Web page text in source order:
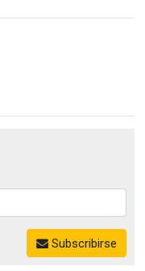
Subscribirse